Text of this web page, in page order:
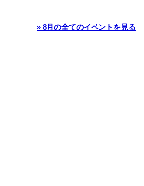
» 8月の全てのイベントを見る